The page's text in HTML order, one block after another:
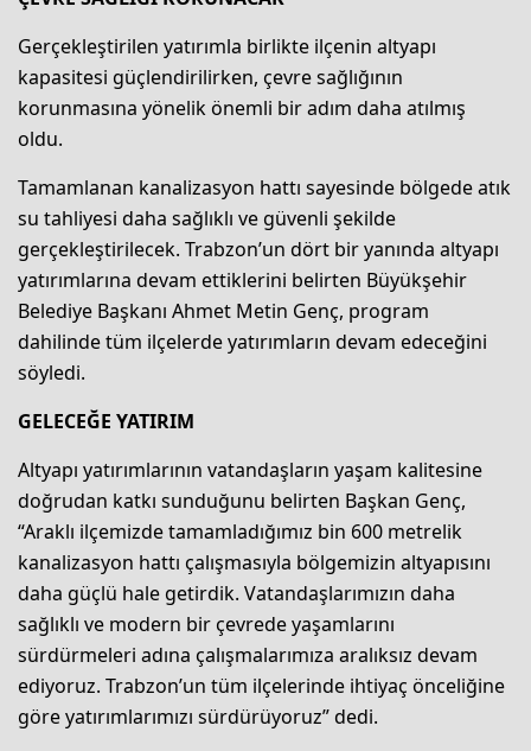
Gerçekleştirilen yatırımla birlikte ilçenin altyapı
kapasitesi güçlendirilirken, çevre sağlığının
korunmasına yönelik önemli bir adım daha atılmış
oldu.
Tamamlanan kanalizasyon hattı sayesinde bölgede atık
su tahliyesi daha sağlıklı ve güvenli şekilde
gerçekleştirilecek. Trabzon’un dört bir yanında altyapı
yatırımlarına devam ettiklerini belirten Büyükşehir
Belediye Başkanı Ahmet Metin Genç, program
dahilinde tüm ilçelerde yatırımların devam edeceğini
söyledi.
GELECEĞE YATIRIM
Altyapı yatırımlarının vatandaşların yaşam kalitesine
doğrudan katkı sunduğunu belirten Başkan Genç,
“Araklı ilçemizde tamamladığımız bin 600 metrelik
kanalizasyon hattı çalışmasıyla bölgemizin altyapısını
daha güçlü hale getirdik. Vatandaşlarımızın daha
sağlıklı ve modern bir çevrede yaşamlarını
sürdürmeleri adına çalışmalarımıza aralıksız devam
ediyoruz. Trabzon’un tüm ilçelerinde ihtiyaç önceliğine
göre yatırımlarımızı sürdürüyoruz” dedi.